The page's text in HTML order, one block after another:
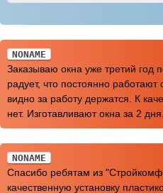
NONAME
Заказываю окна уже третий год
радует, что постоянно
видно за работу держатся. К
нет. Изготавливают окна за 2
NONAME
Спасибо ребятам из
качественную установку